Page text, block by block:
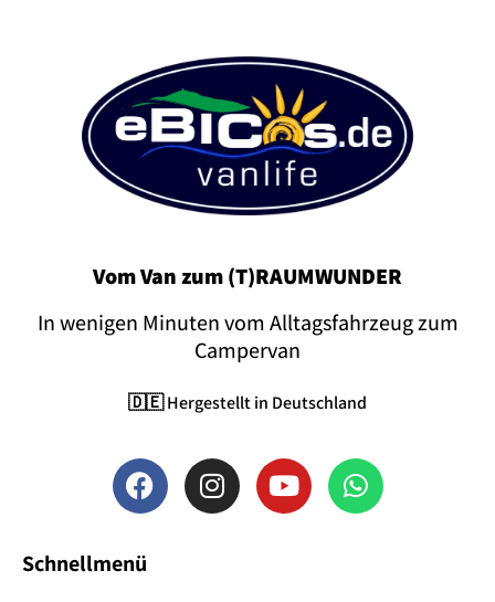
Vom Van zum (T)RAUMWUNDER
In wenigen Minuten vom Alltagsfahrzeug zum
Campervan
🇩🇪 Hergestellt in Deutschland
Schnellmenü